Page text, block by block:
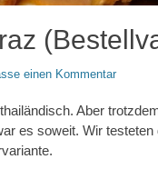
einen Kommentar
Aber
es soweit. Wir